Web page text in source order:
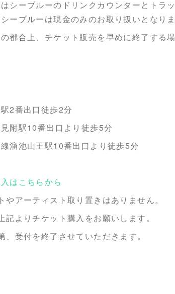
はシーブルーのドリンクカウンターとトラ
ーブルーは現金のみのお取り扱いとなりま
都合上、チケット販売を早めに終了する
2番出口徒歩2分
附駅10番出口より徒歩5分
溜池山王駅10番出口より徒歩5分
はこちらから
やアーティスト取り置きはありません。
記よりチケット購入をお願いします。
、受付を終了させていただきます。